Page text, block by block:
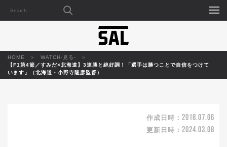
HOME
WATCH-見る-
【F1第4節／すみだ×北海道】3連勝と絶好調！「選手は勝つことで自信をつけて
います」（北海道・小野寺隆彦監督）
作成日時： 2018.07.06
更新日時： 2024.03.08